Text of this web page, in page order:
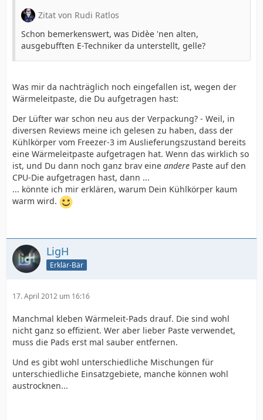
Zitat von Rudi Ratlos
Schon bemerkenswert, was Didèe 'nen alten,
ausgebufften E-Techniker da unterstellt, gelle?
Was mir da nachträglich noch eingefallen ist, wegen der
Wärmeleitpaste, die Du aufgetragen hast:
Der Lüfter war schon neu aus der Verpackung? - Weil, in
diversen Reviews meine ich gelesen zu haben, dass der
Kühlkörper vom Freezer-3 im Auslieferungszustand bereits
eine Wärmeleitpaste aufgetragen hat. Wenn das wirklich so
ist, und Du dann noch ganz brav eine andere Paste auf den
CPU-Die aufgetragen hast, dann ...
... könnte ich mir erklären, warum Dein Kühlkörper kaum
warm wird.
LigH
Erklär-Bär
17. April 2012 um 16:16
Manchmal kleben Wärmeleit-Pads drauf. Die sind wohl
nicht ganz so effizient. Wer aber lieber Paste verwendet,
muss die Pads erst mal sauber entfernen.
Und es gibt wohl unterschiedliche Mischungen für
unterschiedliche Einsatzgebiete, manche können wohl
austrocknen...